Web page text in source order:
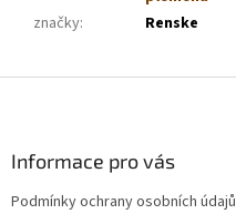
značky: Renske
Informace pro vás
Podmínky ochrany osobních údajů